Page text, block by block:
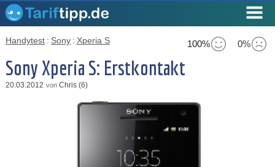
100% 0%
Handytest : Sony : Xperia S
Sony Xperia S: Erstkontakt
20.03.2012 von Chris (6)